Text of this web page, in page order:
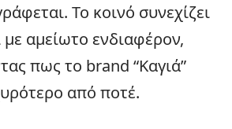
Το κοινό συνεχίζει
με αμείωτο ενδιαφέρον,
πως το brand “Καγιά”
από ποτέ.